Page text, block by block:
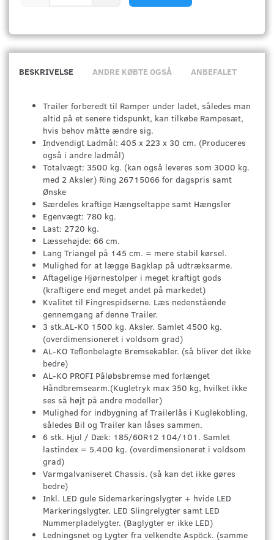
BESKRIVELSE ANDRE KØBTE OGSÅ ANBEFALET
Trailer forberedt til Ramper under ladet, således man
altid på et senere tidspunkt, kan tilkøbe Rampesæt,
hvis behov måtte ændre sig.
Indvendigt Ladmål: 405 x 223 x 30 cm. (Produceres
også i andre ladmål)
Totalvægt: 3500 kg. (kan også leveres som 3000 kg.
med 2 Aksler) Ring 26715066 for dagspris samt
Ønske
Særdeles kraftige Hængseltappe samt Hængsler
Egenvægt: 780 kg.
Last: 2720 kg.
Læssehøjde: 66 cm.
Lang Triangel på 145 cm. = mere stabil kørsel.
Mulighed for at lægge Bagklap på udtræksarme.
Aftagelige Hjørnestolper i meget kraftigt gods
(kraftigere end meget andet på markedet)
Kvalitet til Fingrespidserne. Læs nedenstående
gennemgang af denne Trailer.
3 stk.AL-KO 1500 kg. Aksler. Samlet 4500 kg.
(overdimensioneret i voldsom grad)
AL-KO Teflonbelagte Bremsekabler. (så bliver det ikke
bedre)
AL-KO PROFI Påløbsbremse med forlænget
Håndbremsearm.(Kugletryk max 350 kg, hvilket ikke
ses så højt på andre modeller)
Mulighed for indbygning af Trailerlås i Kuglekobling,
således Bil og Trailer kan låses sammen.
6 stk. Hjul / Dæk: 185/60R12 104/101. Samlet
lastindex = 5.400 kg. (overdimensioneret i voldsom
grad)
Varmgalvaniseret Chassis. (så kan det ikke gøres
bedre)
Inkl. LED gule Sidemarkeringslygter + hvide LED
Markeringslygter. LED Slingrelygter samt LED
Nummerpladelygter. (Baglygter er ikke LED)
Ledningsnet og Lygter fra velkendte Aspöck. (samme